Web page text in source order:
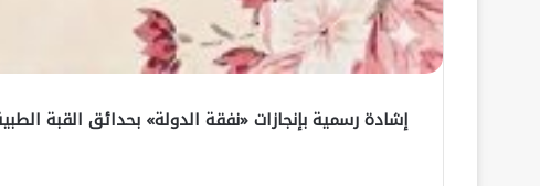
إشادة رسمية بإنجازات «نفقة الدولة» بحدائق القبة